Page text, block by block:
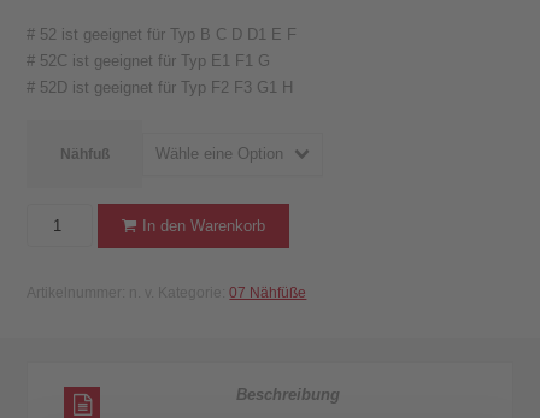
# 52 ist geeignet für Typ B C D D1 E F
# 52C ist geeignet für Typ E1 F1 G
# 52D ist geeignet für Typ F2 F3 G1 H
Nähfuß Wähle eine Option
BERNINA
Nähfuß
In den Warenkorb
Artikelnummer: n. v. Kategorie:07 Nähfüße
Beschreibung